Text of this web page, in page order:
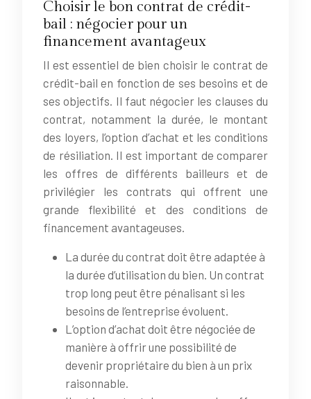
Choisir le bon contrat de crédit-
bail : négocier pour un
financement avantageux
Il est essentiel de bien choisir le contrat de
crédit-bail en fonction de ses besoins et de
ses objectifs. Il faut négocier les clauses du
contrat, notamment la durée, le montant
des loyers, l’option d’achat et les conditions
de résiliation. Il est important de comparer
les offres de différents bailleurs et de
privilégier les contrats qui offrent une
grande flexibilité et des conditions de
financement avantageuses.
La durée du contrat doit être adaptée à
la durée d’utilisation du bien. Un contrat
trop long peut être pénalisant si les
besoins de l’entreprise évoluent.
L’option d’achat doit être négociée de
manière à offrir une possibilité de
devenir propriétaire du bien à un prix
raisonnable.